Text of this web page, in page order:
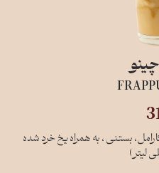
بستنی ، به همراه یخ خرد شده